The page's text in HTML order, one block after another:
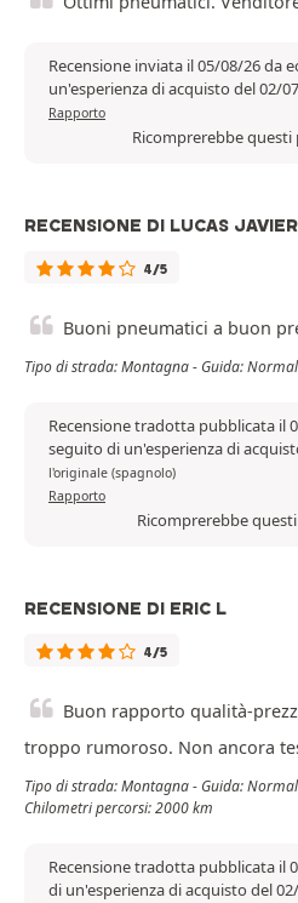
Recensione inviata il 05/08/26 da
un'esperienza di acquisto del 02/
Rapporto
Ricomprerebbe questi
RECENSIONE DI LUCAS JAVIER
4/5
Buoni pneumatici a buon
Tipo di strada: Montagna - Guida:
Recensione tradotta pubblicata il
seguito di un'esperienza di
l'originale (spagnolo)
Rapporto
Ricomprerebbe
RECENSIONE DI ERIC L
4/5
Buon rapporto qualità-
troppo rumoroso. Non ancora
Tipo di strada: Montagna - Guida:
Chilometri percorsi: 2000 km
Recensione tradotta pubblicata il
di un'esperienza di acquisto del